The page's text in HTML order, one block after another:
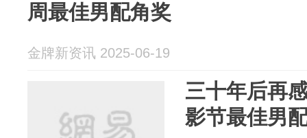
周最佳男配角奖
金牌新资讯 2025-06-19
三十年后再
影节最佳男